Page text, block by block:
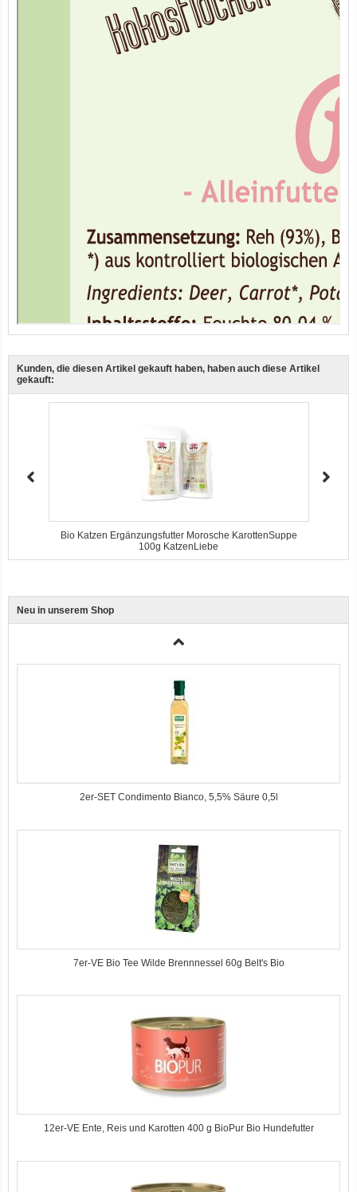
Neu in unserem Shop
12er-VE Ente, Reis und Karotten 400 g BioPur Bio Hundefutter
Ente, Reis und Karotten 400g BioPur Bio Hundefutter
2er-SET Condimento Bianco, 5,5% Säure 0,5l
7er-VE Bio Tee Wilde Brennnessel 60g Belt's Bio
12er-VE Ente, Reis und Karotten 400 g BioPur Bio Hundefutter
Kunden, die diesen Artikel gekauft haben, haben auch diese Artikel
gekauft:
Bio Katzen Ergänzungsfutter Morosche KarottenSuppe
100g KatzenLiebe